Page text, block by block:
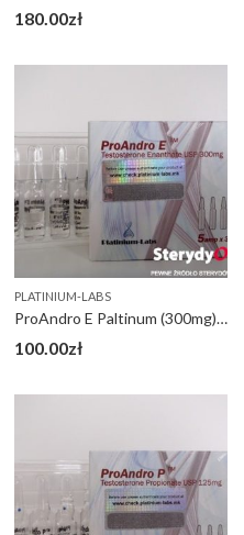
180.00zł
PLATINIUM-LABS
ProAndro E Paltinum (300mg) op 5 ml
100.00zł